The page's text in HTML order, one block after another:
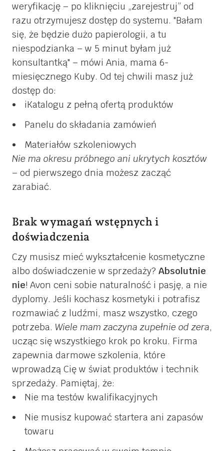
weryfikację – po kliknięciu „zarejestruj” od
razu otrzymujesz dostęp do systemu. Bałam
się, że będzie dużo papierologii, a tu
niespodzianka – w 5 minut byłam już
konsultantką – mówi Ania, mama 6-
miesięcznego Kuby. Od tej chwili masz już
dostęp do:
iKatalogu z pełną ofertą produktów
Panelu do składania zamówień
Materiałów szkoleniowych
Nie ma okresu próbnego ani ukrytych kosztów
– od pierwszego dnia możesz zacząć
zarabiać.
Brak wymagań wstępnych i
doświadczenia
Czy musisz mieć wykształcenie kosmetyczne
albo doświadczenie w sprzedaży? Absolutnie
nie! Avon ceni sobie naturalność i pasję, a nie
dyplomy. Jeśli kochasz kosmetyki i potrafisz
rozmawiać z ludźmi, masz wszystko, czego
potrzeba. Wiele mam zaczyna zupełnie od zera,
ucząc się wszystkiego krok po kroku. Firma
zapewnia darmowe szkolenia, które
wprowadzą Cię w świat produktów i technik
sprzedaży. Pamiętaj, że:
Nie ma testów kwalifikacyjnych
Nie musisz kupować startera ani zapasów
towaru